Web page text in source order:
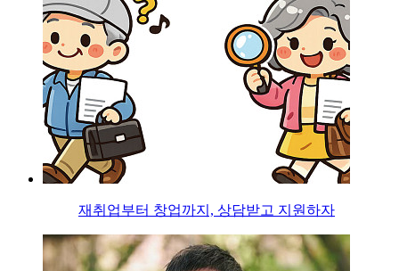
재취업부터 창업까지, 상담받고 지원하자